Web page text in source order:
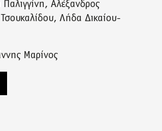
Αλέξανδρος
Τσουκαλίδου, Λήδα Δικαίου-
Μαρίνος